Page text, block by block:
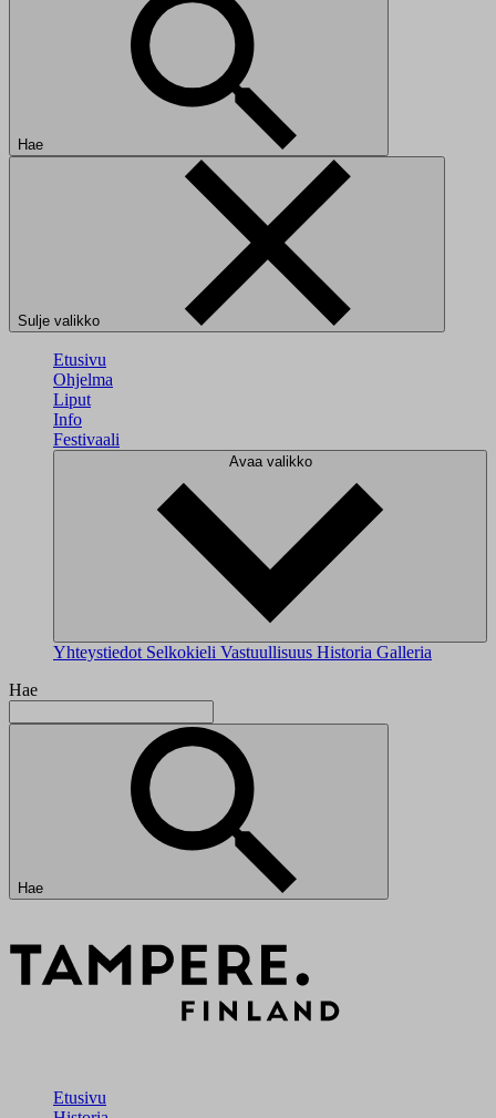
Hae
Sulje valikko
Etusivu
Ohjelma
Liput
Info
Festivaali
Avaa valikko
Yhteystiedot Selkokieli Vastuullisuus Historia Galleria
Hae
Hae
Etusivu